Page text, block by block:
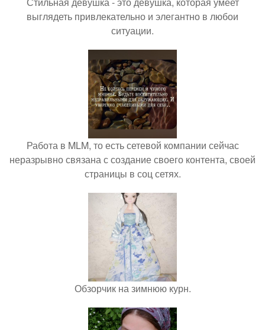
выглядеть привлекательно и элегантно в любои
ситуации.
Работа в MLM, то есть сетевой компании сейчас
неразрывно связана с создание своего контента, своей
страницы в соц сетях.
Обзорчик на зимнюю курн.